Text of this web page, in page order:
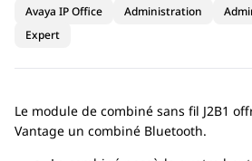
Avaya IP Office Administration
Expert
Le module de combiné sans fil J2B1
Vantage un combiné Bluetooth.